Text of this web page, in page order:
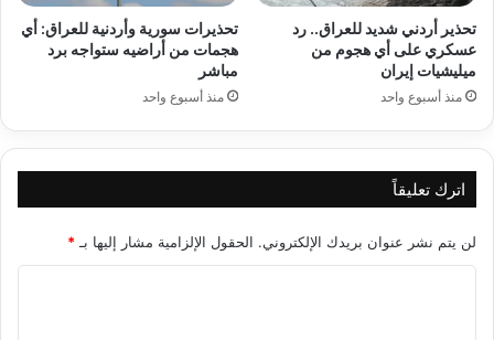
تحذير أردني شديد للعراق.. رد
عسكري على أي هجوم من
ميليشيات إيران
منذ أسبوع واحد
تحذيرات سورية وأردنية للعراق: أي
هجمات من أراضيه ستواجه برد
مباشر
منذ أسبوع واحد
اترك تعليقاً
لن يتم نشر عنوان بريدك الإلكتروني. الحقول الإلزامية مشار إليها بـ *